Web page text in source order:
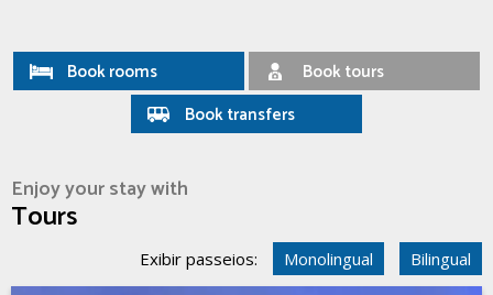
Book rooms
Book tours
Book transfers
Enjoy your stay with
Tours
Exibir passeios: Monolingual Bilingual